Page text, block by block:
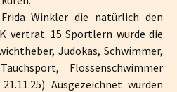
Winkler die natürlich den
vertrat. 15 Sportlern wurde die
Judokas, Schwimmer,
Flossenschwimmer
Ausgezeichnet wurden